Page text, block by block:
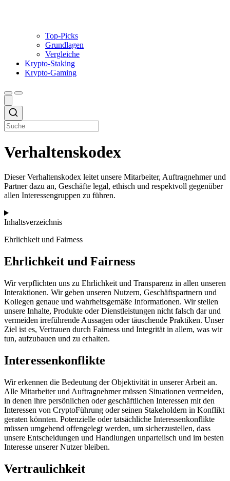
Top-Picks
Grundlagen
Vergleiche
Krypto-Staking
Krypto-Gaming
Verhaltenskodex
Dieser Verhaltenskodex leitet unsere Mitarbeiter, Auftragnehmer und
Partner dazu an, Geschäfte legal, ethisch und respektvoll gegenüber
allen Interessengruppen zu führen.
Inhaltsverzeichnis
Ehrlichkeit und Fairness
Ehrlichkeit und Fairness
Wir verpflichten uns zu Ehrlichkeit und Transparenz in allen unseren
Interaktionen. Wir geben unseren Nutzern, Geschäftspartnern und
Kollegen genaue und wahrheitsgemäße Informationen. Wir stellen
unsere Inhalte, Produkte oder Dienstleistungen nicht falsch dar und
vermeiden irreführende Aussagen oder täuschende Praktiken. Unser
Ziel ist es, Vertrauen durch Fairness und Integrität in allem, was wir
tun, aufzubauen und zu erhalten.
Interessenkonflikte
Wir erkennen die Bedeutung der Objektivität in unserer Arbeit an.
Alle Mitarbeiter und Auftragnehmer müssen Situationen vermeiden,
in denen ihre persönlichen oder geschäftlichen Interessen mit den
Interessen von CryptoFührung oder seinen Stakeholdern in Konflikt
geraten könnten. Potenzielle oder tatsächliche Interessenkonflikte
müssen umgehend offengelegt werden, um sicherzustellen, dass
unsere Entscheidungen und Handlungen unparteiisch und im besten
Interesse unserer Nutzer bleiben.
Vertraulichkeit